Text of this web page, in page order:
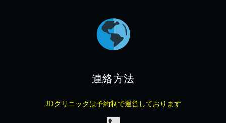
連絡方法
JDクリニックは予約制で運営しております